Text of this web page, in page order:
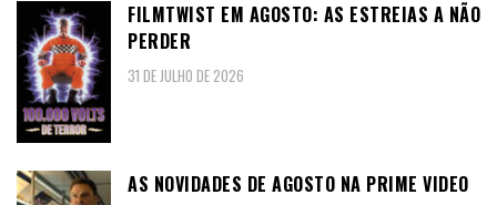
FILMTWIST EM AGOSTO: AS ESTREIAS A NÃO
PERDER
31 DE JULHO DE 2026
AS NOVIDADES DE AGOSTO NA PRIME VIDEO